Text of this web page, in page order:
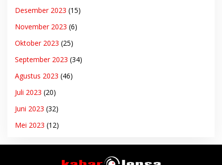
Desember 2023 (15)
November 2023 (6)
Oktober 2023 (25)
September 2023 (34)
Agustus 2023 (46)
Juli 2023 (20)
Juni 2023 (32)
Mei 2023 (12)